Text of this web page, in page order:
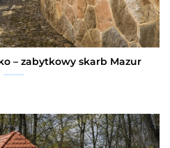
– zabytkowy skarb Mazur